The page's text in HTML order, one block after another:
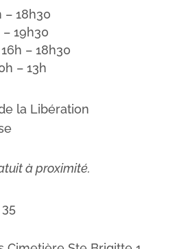
– 18h30
19h30
– 18h30
– 13h
la Libération
à proximité.